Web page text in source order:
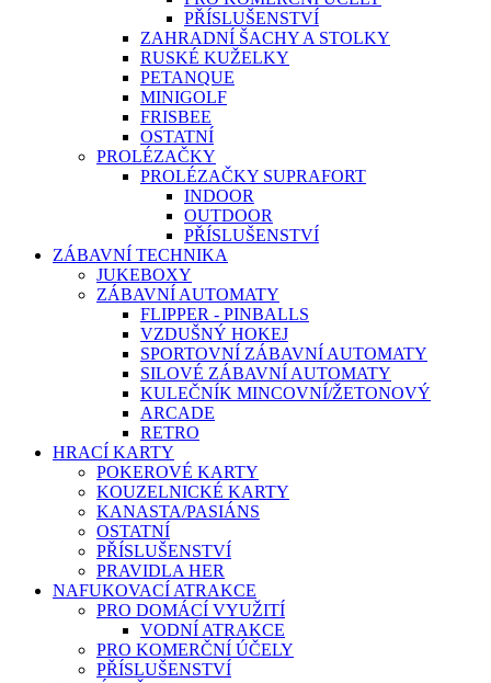
PŘÍSLUŠENSTVÍ
ZAHRADNÍ ŠACHY A STOLKY
RUSKÉ KUŽELKY
PETANQUE
MINIGOLF
FRISBEE
OSTATNÍ
PROLÉZAČKY
PROLÉZAČKY SUPRAFORT
INDOOR
OUTDOOR
PŘÍSLUŠENSTVÍ
ZÁBAVNÍ TECHNIKA
JUKEBOXY
ZÁBAVNÍ AUTOMATY
FLIPPER - PINBALLS
VZDUŠNÝ HOKEJ
SPORTOVNÍ ZÁBAVNÍ AUTOMATY
SILOVÉ ZÁBAVNÍ AUTOMATY
KULEČNÍK MINCOVNÍ/ŽETONOVÝ
ARCADE
RETRO
HRACÍ KARTY
POKEROVÉ KARTY
KOUZELNICKÉ KARTY
KANASTA/PASIÁNS
OSTATNÍ
PŘÍSLUŠENSTVÍ
PRAVIDLA HER
NAFUKOVACÍ ATRAKCE
PRO DOMÁCÍ VYUŽITÍ
VODNÍ ATRAKCE
PRO KOMERČNÍ ÚČELY
PŘÍSLUŠENSTVÍ